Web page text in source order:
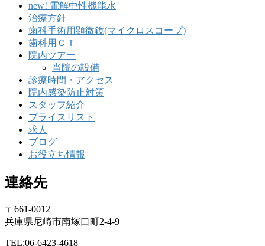
new! 電解中性機能水
治療方針
歯科手術用顕微鏡(マイクロスコープ)
歯科用ＣＴ
院内ツアー
当院の設備
診療時間・アクセス
院内感染防止対策
スタッフ紹介
プライスリスト
求人
ブログ
お役立ち情報
連絡先
〒661-0012
兵庫県尼崎市南塚口町2-4-9
TEL:06-6423-4618